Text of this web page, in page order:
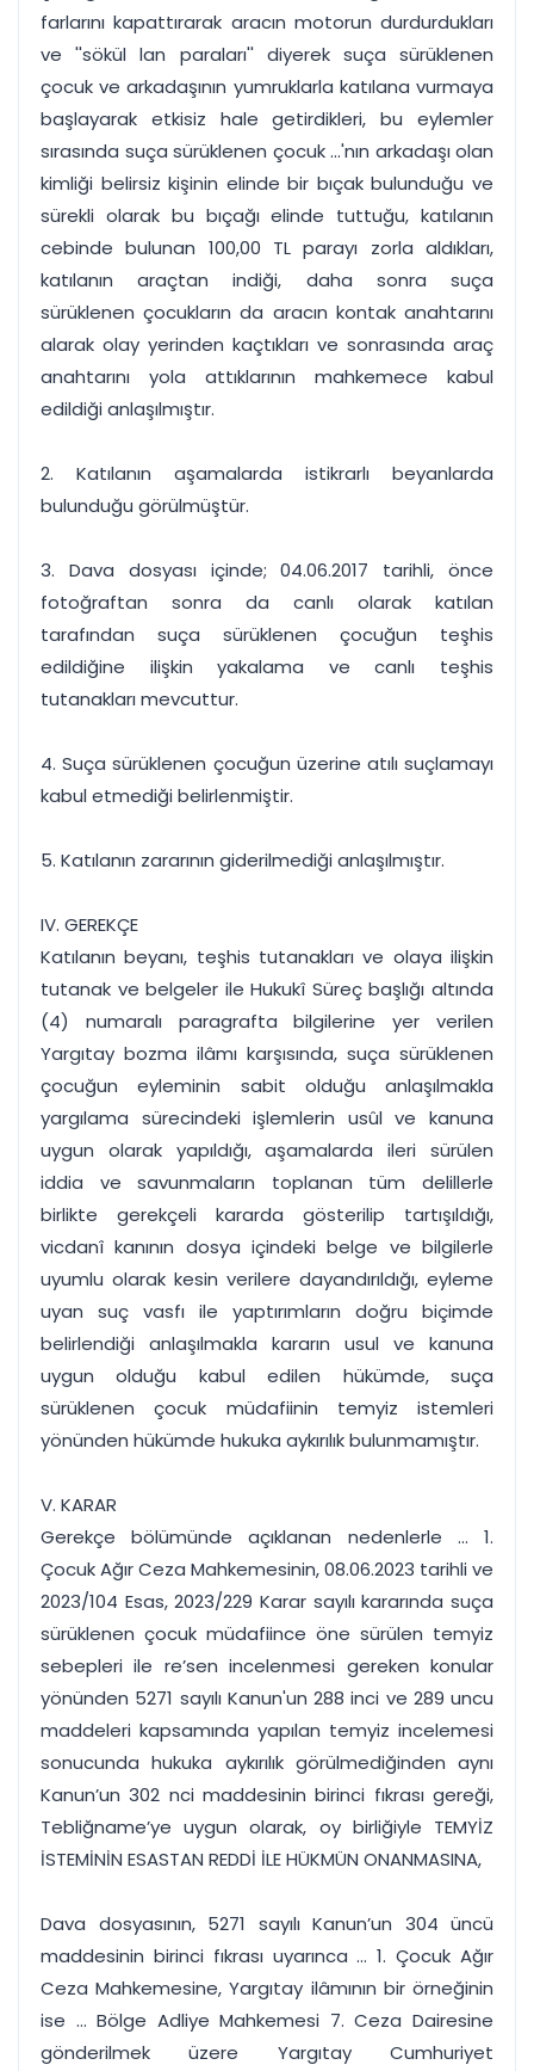
farlarını kapattırarak aracın motorun durdurdukları
ve ''sökül lan paraları'' diyerek suça sürüklenen
çocuk ve arkadaşının yumruklarla katılana vurmaya
başlayarak etkisiz hale getirdikleri, bu eylemler
sırasında suça sürüklenen çocuk ...'nın arkadaşı olan
kimliği belirsiz kişinin elinde bir bıçak bulunduğu ve
sürekli olarak bu bıçağı elinde tuttuğu, katılanın
cebinde bulunan 100,00 TL parayı zorla aldıkları,
katılanın araçtan indiği, daha sonra suça
sürüklenen çocukların da aracın kontak anahtarını
alarak olay yerinden kaçtıkları ve sonrasında araç
anahtarını yola attıklarının mahkemece kabul
edildiği anlaşılmıştır.
2. Katılanın aşamalarda istikrarlı beyanlarda
bulunduğu görülmüştür.
3. Dava dosyası içinde; 04.06.2017 tarihli, önce
fotoğraftan sonra da canlı olarak katılan
tarafından suça sürüklenen çocuğun teşhis
edildiğine ilişkin yakalama ve canlı teşhis
tutanakları mevcuttur.
4. Suça sürüklenen çocuğun üzerine atılı suçlamayı
kabul etmediği belirlenmiştir.
5. Katılanın zararının giderilmediği anlaşılmıştır.
IV. GEREKÇE
Katılanın beyanı, teşhis tutanakları ve olaya ilişkin
tutanak ve belgeler ile Hukukî Süreç başlığı altında
(4) numaralı paragrafta bilgilerine yer verilen
Yargıtay bozma ilâmı karşısında, suça sürüklenen
çocuğun eyleminin sabit olduğu anlaşılmakla
yargılama sürecindeki işlemlerin usûl ve kanuna
uygun olarak yapıldığı, aşamalarda ileri sürülen
iddia ve savunmaların toplanan tüm delillerle
birlikte gerekçeli kararda gösterilip tartışıldığı,
vicdanî kanının dosya içindeki belge ve bilgilerle
uyumlu olarak kesin verilere dayandırıldığı, eyleme
uyan suç vasfı ile yaptırımların doğru biçimde
belirlendiği anlaşılmakla kararın usul ve kanuna
uygun olduğu kabul edilen hükümde, suça
sürüklenen çocuk müdafiinin temyiz istemleri
yönünden hükümde hukuka aykırılık bulunmamıştır.
V. KARAR
Gerekçe bölümünde açıklanan nedenlerle ... 1.
Çocuk Ağır Ceza Mahkemesinin, 08.06.2023 tarihli ve
2023/104 Esas, 2023/229 Karar sayılı kararında suça
sürüklenen çocuk müdafiince öne sürülen temyiz
sebepleri ile re’sen incelenmesi gereken konular
yönünden 5271 sayılı Kanun'un 288 inci ve 289 uncu
maddeleri kapsamında yapılan temyiz incelemesi
sonucunda hukuka aykırılık görülmediğinden aynı
Kanun’un 302 nci maddesinin birinci fıkrası gereği,
Tebliğname’ye uygun olarak, oy birliğiyle TEMYİZ
İSTEMİNİN ESASTAN REDDİ İLE HÜKMÜN ONANMASINA,
Dava dosyasının, 5271 sayılı Kanun’un 304 üncü
maddesinin birinci fıkrası uyarınca ... 1. Çocuk Ağır
Ceza Mahkemesine, Yargıtay ilâmının bir örneğinin
ise ... Bölge Adliye Mahkemesi 7. Ceza Dairesine
gönderilmek üzere Yargıtay Cumhuriyet